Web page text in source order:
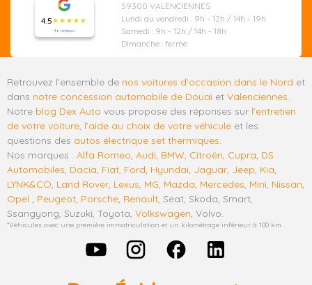
4.5
46 reviews
59300 VALENCIENNES
Lundi au vendredi : 9h - 12h / 14h - 19h
Samedi : 9h - 12h / 14h - 18h
Dimanche : fermé
Retrouvez l'ensemble de nos voitures d’occasion dans le Nord et
dans notre concession automobile de Douai et Valenciennes..
Notre blog Dex Auto vous propose des réponses sur l’entretien
de votre voiture, l’aide au choix de votre véhicule et les
questions des autos électrique set thermiques.
Nos marques : Alfa Romeo, Audi, BMW, Citroën, Cupra, DS
Automobiles, Dacia, Fiat, Ford, Hyundai, Jaguar, Jeep, Kia,
LYNK&CO, Land Rover, Lexus, MG, Mazda, Mercedes, Mini, Nissan,
Opel , Peugeot, Porsche, Renault, Seat, Skoda, Smart,
Ssangyong, Suzuki, Toyota, Volkswagen, Volvo.
*Véhicules avec une première immatriculation et un kilométrage inférieur à 100 km